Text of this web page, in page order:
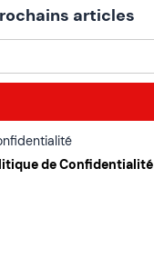
articles
de Confidentialité